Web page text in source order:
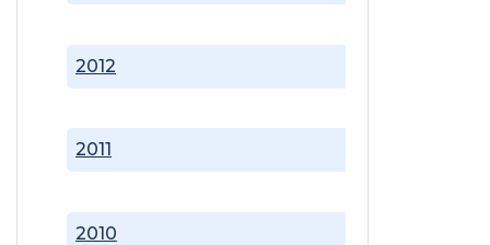
2010
2011
2012